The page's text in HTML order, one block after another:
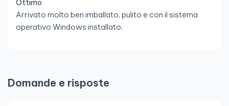
Ottimo
Arrivato molto ben imballato, pulito e con il sistema
operativo Windows installato.
Domande e risposte